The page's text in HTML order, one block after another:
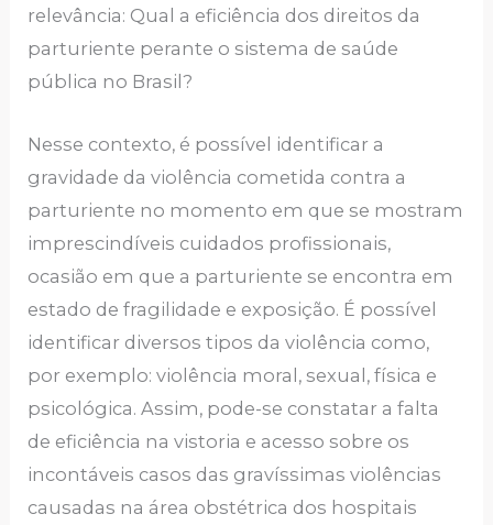
relevância: Qual a eficiência dos direitos da
parturiente perante o sistema de saúde
pública no Brasil?
Nesse contexto, é possível identificar a
gravidade da violência cometida contra a
parturiente no momento em que se mostram
imprescindíveis cuidados profissionais,
ocasião em que a parturiente se encontra em
estado de fragilidade e exposição. É possível
identificar diversos tipos da violência como,
por exemplo: violência moral, sexual, física e
psicológica. Assim, pode-se constatar a falta
de eficiência na vistoria e acesso sobre os
incontáveis casos das gravíssimas violências
causadas na área obstétrica dos hospitais